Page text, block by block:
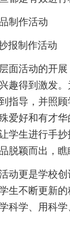
制作活动
报制作活动
面活动的开
趣得到激发
指导，并照
爱好和有才
学生进行手
脱颖而出，瞧
动更是学校创
生不断更新
科学、用科